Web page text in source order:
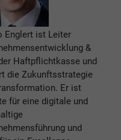
Englert ist Leiter
&
Haftpflichtkasse und
die Zukunftsstrategie
Er ist
für eine digitale und
und